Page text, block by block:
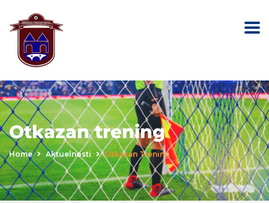
Otkazan trening
Home Aktuelnosti Otkazan Trening